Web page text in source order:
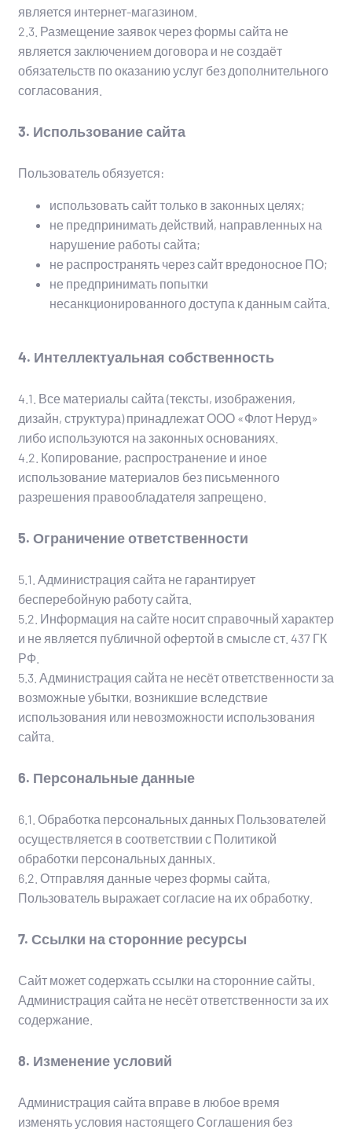
является интернет-магазином.
2.3. Размещение заявок через формы сайта не
является заключением договора и не создаёт
обязательств по оказанию услуг без дополнительного
согласования.
3. Использование сайта
Пользователь обязуется:
использовать сайт только в законных целях;
не предпринимать действий, направленных на
нарушение работы сайта;
не распространять через сайт вредоносное ПО;
не предпринимать попытки
несанкционированного доступа к данным сайта.
4. Интеллектуальная собственность
4.1. Все материалы сайта (тексты, изображения,
дизайн, структура) принадлежат ООО «Флот Неруд»
либо используются на законных основаниях.
4.2. Копирование, распространение и иное
использование материалов без письменного
разрешения правообладателя запрещено.
5. Ограничение ответственности
5.1. Администрация сайта не гарантирует
бесперебойную работу сайта.
5.2. Информация на сайте носит справочный характер
и не является публичной офертой в смысле ст. 437 ГК
РФ.
5.3. Администрация сайта не несёт ответственности за
возможные убытки, возникшие вследствие
использования или невозможности использования
сайта.
6. Персональные данные
6.1. Обработка персональных данных Пользователей
осуществляется в соответствии с Политикой
обработки персональных данных.
6.2. Отправляя данные через формы сайта,
Пользователь выражает согласие на их обработку.
7. Ссылки на сторонние ресурсы
Сайт может содержать ссылки на сторонние сайты.
Администрация сайта не несёт ответственности за их
содержание.
8. Изменение условий
Администрация сайта вправе в любое время
изменять условия настоящего Соглашения без